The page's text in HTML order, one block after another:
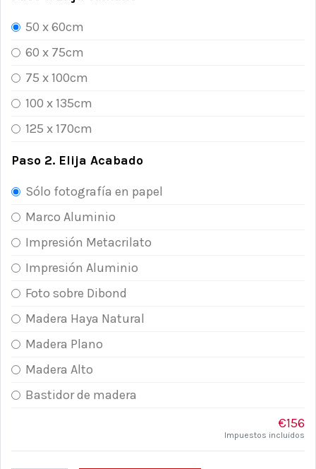
50 x 60cm
60 x 75cm
75 x 100cm
100 x 135cm
125 x 170cm
Paso 2. Elija Acabado
Sólo fotografía en papel
Marco Aluminio
Impresión Metacrilato
Impresión Aluminio
Foto sobre Dibond
Madera Haya Natural
Madera Plano
Madera Alto
Bastidor de madera
€156
Impuestos incluidos